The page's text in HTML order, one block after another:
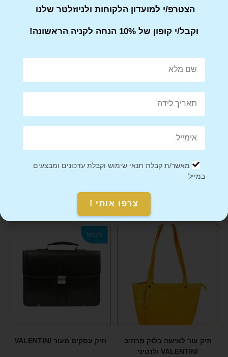
אלגנטי VALENTINI ולנטיני
מבית המותג האיטלקי
תיק עור לאישה בלוק מרהיב
VALENTINI ולנטיני
מבצע!
תיק עסקים מעור VALENTINI
הצטרפ/י למועדון הלקוחות ולניוזלטר שלנו
וקבל/י קופון של 10% הנחה לקניה הראשונה!
מאשר/ת קבלת תנאי שימוש וקבלת עדכונים ומבצעים
במייל
צרפו אותי !